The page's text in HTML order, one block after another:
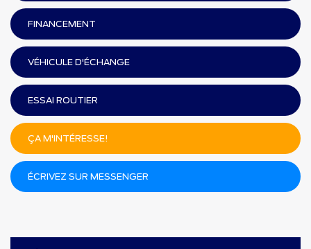
FINANCEMENT
VÉHICULE D'ÉCHANGE
ESSAI ROUTIER
ÇA M'INTÉRESSE!
ÉCRIVEZ SUR MESSENGER